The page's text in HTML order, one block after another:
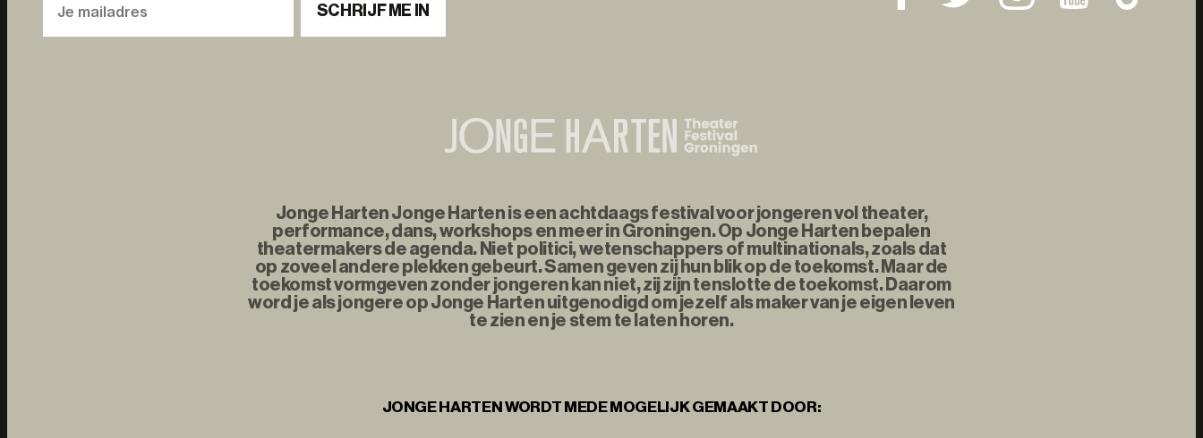
SCHRIJF ME IN
Jonge Harten Jonge Harten is een achtdaags festival voor jongeren vol theater,
performance, dans, workshops en meer in Groningen. Op Jonge Harten bepalen
theatermakers de agenda. Niet politici, wetenschappers of multinationals, zoals dat
op zoveel andere plekken gebeurt. Samen geven zij hun blik op de toekomst. Maar de
toekomst vormgeven zonder jongeren kan niet, zij zijn tenslotte de toekomst. Daarom
word je als jongere op Jonge Harten uitgenodigd om jezelf als maker van je eigen leven
te zien en je stem te laten horen.
JONGE HARTEN WORDT MEDE MOGELIJK GEMAAKT DOOR: